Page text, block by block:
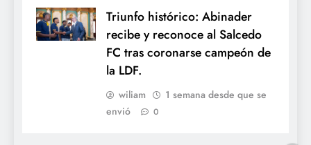
Triunfo histórico: Abinader
recibe y reconoce al Salcedo
FC tras coronarse campeón de
la LDF.
wiliam
1 semana desde que se
envió
0